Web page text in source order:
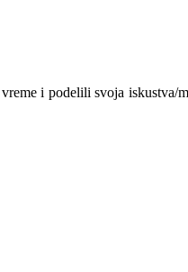
i podelili svoja iskustva/